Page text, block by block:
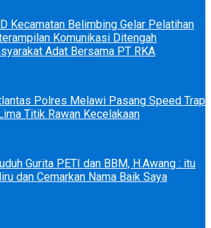
Kecamatan Belimbing Gelar Pelatihan
Komunikasi Ditengah
Adat Bersama PT RKA
Polres Melawi Pasang Speed Trap
Titik Rawan Kecelakaan
Gurita PETI dan BBM, H.Awang : itu
dan Cemarkan Nama Baik Saya